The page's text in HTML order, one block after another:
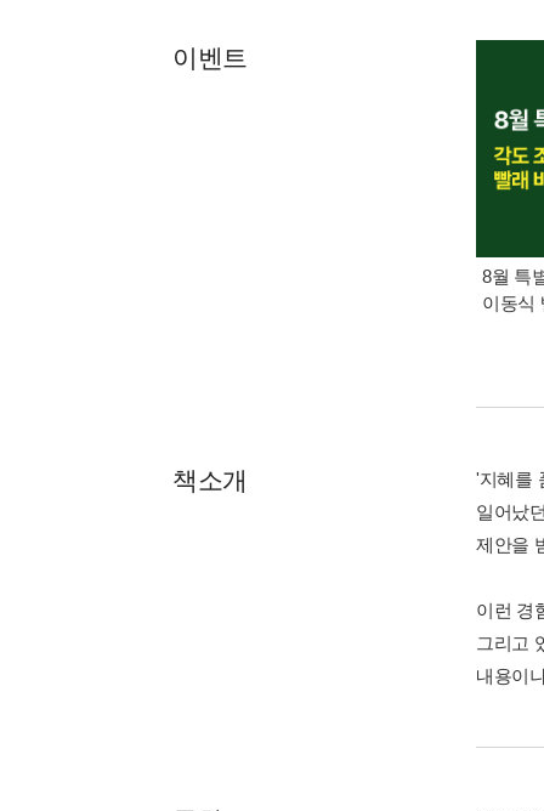
이벤트
8월 특
이동식
책소개
'지혜를
일어났
제안을
이런 경
그리고
내용이